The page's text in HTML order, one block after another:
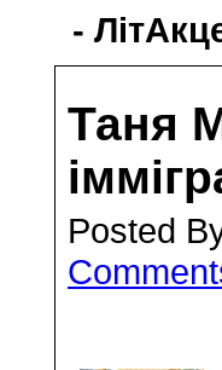
-
Таня
Posted